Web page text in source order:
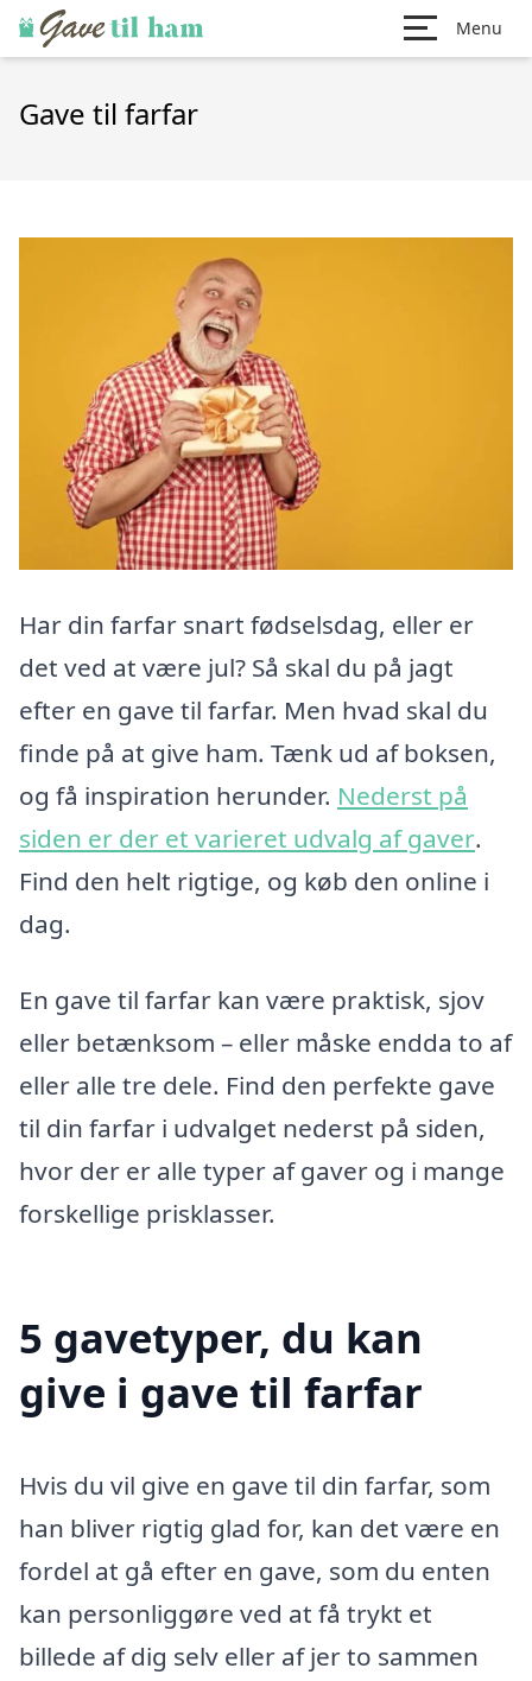
Menu
Gave til farfar
Har din farfar snart fødselsdag, eller er
det ved at være jul? Så skal du på jagt
efter en gave til farfar. Men hvad skal du
finde på at give ham. Tænk ud af boksen,
og få inspiration herunder. Nederst på
siden er der et varieret udvalg af gaver.
Find den helt rigtige, og køb den online i
dag.
En gave til farfar kan være praktisk, sjov
eller betænksom – eller måske endda to af
eller alle tre dele. Find den perfekte gave
til din farfar i udvalget nederst på siden,
hvor der er alle typer af gaver og i mange
forskellige prisklasser.
5 gavetyper, du kan
give i gave til farfar
Hvis du vil give en gave til din farfar, som
han bliver rigtig glad for, kan det være en
fordel at gå efter en gave, som du enten
kan personliggøre ved at få trykt et
billede af dig selv eller af jer to sammen